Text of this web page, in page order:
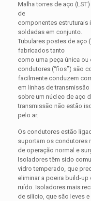
Malha torres de aço
de
componentes estruturais
soldadas em conjunto.
Tubulares postes de aço
fabricados tanto
como uma peça única
condutores (“fios”) são
facilmente conduzem
em linhas de
sobre um núcleo de aço
transmissão não estão
pelo ar.
Os condutores estão
suportam os condutores
de operação normal e
Isoladores têm sido
vidro temperado, que
eliminar a poeira build-
ruído. Isoladores mais
de silício, que são leves